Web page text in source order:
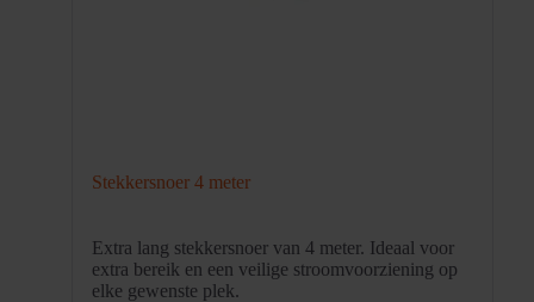
Stekkersnoer 4 meter
Extra lang stekkersnoer van 4 meter. Ideaal voor
extra bereik en een veilige stroomvoorziening op
elke gewenste plek.